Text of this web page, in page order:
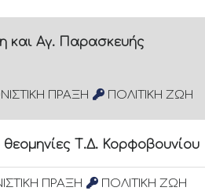
και Αγ. Παρασκευής
ΠΡΑΞΗ ΠΟΛΙΤΙΚΗ ΖΩΗ
Τ.Δ. Κορφοβουνίου
ΠΡΑΞΗ ΠΟΛΙΤΙΚΗ ΖΩΗ